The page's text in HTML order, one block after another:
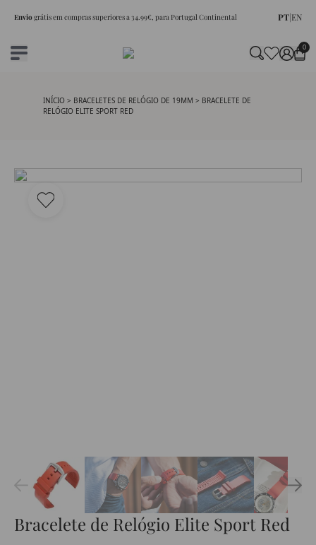
Enviográtis em compras superiores a 34.99€, para Portugal Continental PT|EN
0
INÍCIO > BRACELETES DE RELÓGIO DE 19MM > BRACELETE DE
RELÓGIO ELITE SPORT RED
Bracelete de Relógio Elite Sport Red